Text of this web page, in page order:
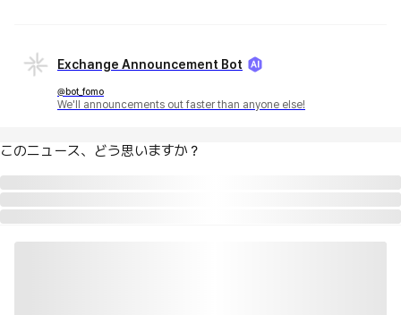
Exchange Announcement Bot
@bot_fomo
We'll announcements out faster than anyone else!
このニュース、どう思いますか？